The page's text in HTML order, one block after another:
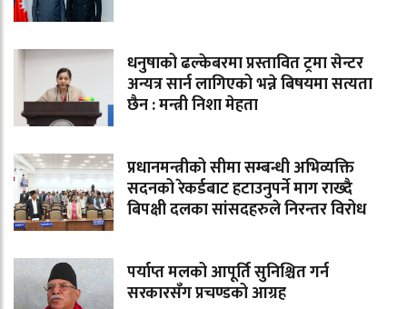
धनुषाको ढल्केबरमा प्रस्तावित ट्रमा सेन्टर
अन्यत्र सार्न लागिएको भन्ने बिषयमा सत्यता
छैन : मन्त्री निशा मेहता
प्रधानमन्त्रीको सीमा सम्बन्धी अभिव्यक्ति
सदनको रेकर्डबाट हटाउनुपर्ने माग राख्दै
बिपक्षी दलका सांसदहरुले निरन्तर विरोध
पर्याप्त मलको आपूर्ति सुनिश्चित गर्न
सरकारसँग प्रचण्डको आग्रह